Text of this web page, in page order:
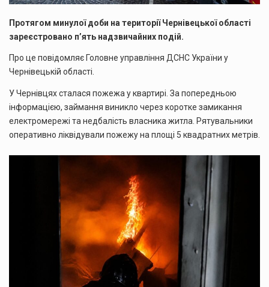
Протягом минулої доби на території Чернівецької області
зареєстровано п’ять надзвичайних подій.
Про це повідомляє Головне управління ДСНС України у
Чернівецькій області.
У Чернівцях сталася пожежа у квартирі. За попередньою
інформацією, займання виникло через коротке замикання
електромережі та недбалість власника житла. Рятувальники
оперативно ліквідували пожежу на площі 5 квадратних метрів.